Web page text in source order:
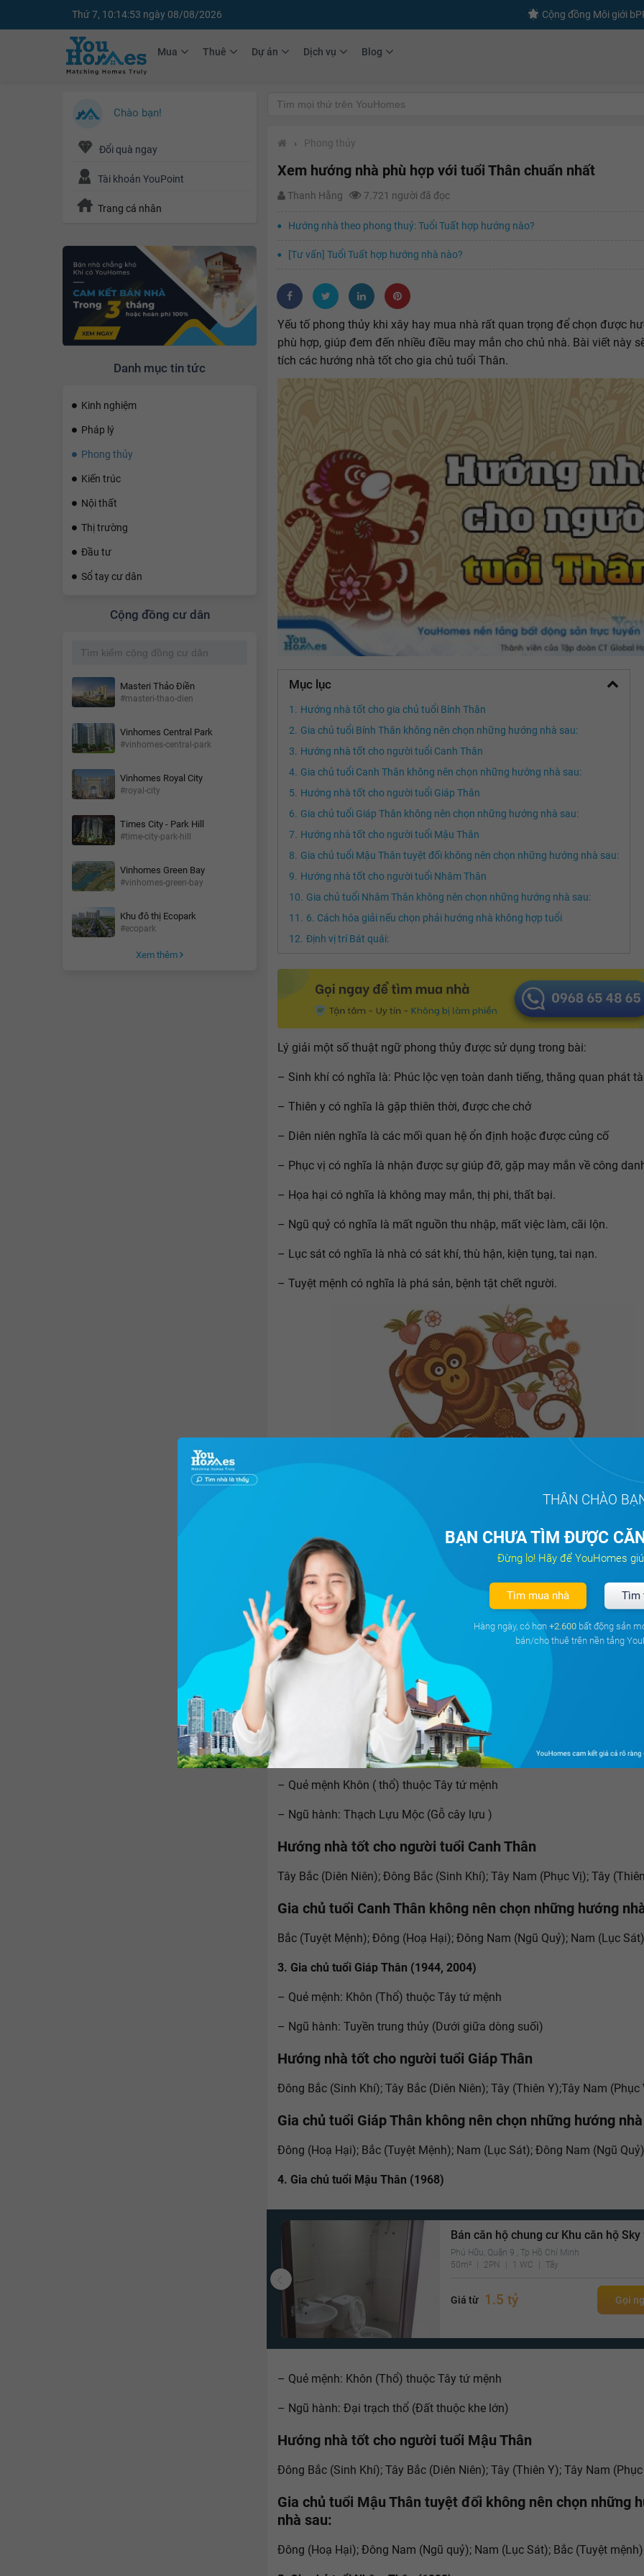
Thứ 7, 10:14:54 ngày 08/08/2026 Cộng đồng Môi giới
Mua Thuê Dự án Dịch vụ Blog
Chào bạn!
Đổi quà ngay
Tài khoản YouPoint
Trang cá nhân
Danh mục tin tức
Kinh nghiệm
Pháp lý
Phong thủy
Kiến trúc
Nội thất
Thị trường
Đầu tư
Sổ tay cư dân
Cộng đồng cư dân
Masteri Thảo Điền
#masteri-thao-dien
Vinhomes Central Park
#vinhomes-central-park
Vinhomes Royal City
#royal-city
Times City - Park Hill
#time-city-park-hill
Vinhomes Green Bay
#vinhomes-green-bay
Khu đô thị Ecopark
#ecopark
Xem thêm
› Phong thủy
Xem hướng nhà phù hợp với tuổi Thân chuẩn nhất
Thanh Hằng 7.721 người đã đọc
Hướng nhà theo phong thuỷ: Tuổi Tuất hợp hướng nào?
[Tư vấn] Tuổi Tuất hợp hướng nhà nào?
Yếu tố phong thủy khi xây hay mua nhà rất quan trọng để chọn được
phù hợp, giúp đem đến nhiều điều may mắn cho chủ nhà. Bài viết này
tích các hướng nhà tốt cho gia chủ tuổi Thân.
Mục lục
Hướng nhà tốt cho gia chủ tuổi Bính Thân
Gia chủ tuổi Bính Thân không nên chọn những hướng nhà sau:
Hướng nhà tốt cho người tuổi Canh Thân
Gia chủ tuổi Canh Thân không nên chọn những hướng nhà sau:
Hướng nhà tốt cho người tuổi Giáp Thân
Gia chủ tuổi Giáp Thân không nên chọn những hướng nhà sau:
Hướng nhà tốt cho người tuổi Mậu Thân
Gia chủ tuổi Mậu Thân tuyệt đối không nên chọn những hướng nhà sau:
Hướng nhà tốt cho người tuổi Nhâm Thân
Gia chủ tuổi Nhâm Thân không nên chọn những hướng nhà sau:
6. Cách hóa giải nếu chọn phải hướng nhà không hợp tuổi
Ðịnh vị trí Bát quái:
Lý giải một số thuật ngữ phong thủy được sử dụng trong bài:
– Sinh khí có nghĩa là: Phúc lộc vẹn toàn danh tiếng, thăng quan phát
– Thiên y có nghĩa là gặp thiên thời, được che chở
– Diên niên nghĩa là các mối quan hệ ổn định hoặc được củng cố
– Phục vị có nghĩa là nhận được sự giúp đỡ, gặp may mắn về công
– Họa hại có nghĩa là không may mắn, thị phi, thất bại.
– Ngũ quỷ có nghĩa là mất nguồn thu nhập, mất việc làm, cãi lộn.
– Lục sát có nghĩa là nhà có sát khí, thù hận, kiện tụng, tai nạn.
– Tuyệt mệnh có nghĩa là phá sản, bệnh tật chết người.
Gia chủ tuổi Bính Thân (1956)
– Quẻ mệnh: Cấn (Thổ) thuộc Tây tứ mệnh
– Ngũ hành: Sơn hạ hỏa (Lửa dưới chân núi)
Hướng nhà tốt cho gia chủ tuổi Bính Thân
Tây Nam (Sinh Khí); Tây (Diên Niên); Tây Bắc (Thiên Y); Đông Bắc (Phục
Gia chủ tuổi Bính Thân không nên chọn những hướng nhà
Nam (Hoạ Hại); Đông Nam(Tuyệt Mệnh); Đông (Lục Sát); Bắc (Ngũ Quỷ)
2. Gia chủ sinh năm Canh Thân (1980)
– Quẻ mệnh Khôn ( thổ) thuộc Tây tứ mệnh
– Ngũ hành: Thạch Lựu Mộc (Gỗ cây lựu )
Hướng nhà tốt cho người tuổi Canh Thân
Tây Bắc (Diên Niên); Đông Bắc (Sinh Khí); Tây Nam (Phục Vị); Tây
Gia chủ tuổi Canh Thân không nên chọn những hướng
Bắc (Tuyệt Mệnh); Đông (Hoạ Hại); Đông Nam (Ngũ Quỷ); Nam (Lục Sát)
3. Gia chủ tuổi Giáp Thân (1944, 2004)
– Quẻ mệnh: Khôn (Thổ) thuộc Tây tứ mệnh
– Ngũ hành: Tuyền trung thủy (Dưới giữa dòng suối)
Hướng nhà tốt cho người tuổi Giáp Thân
Đông Bắc (Sinh Khí); Tây Bắc (Diên Niên); Tây (Thiên Y);Tây Nam (Phục
Gia chủ tuổi Giáp Thân không nên chọn những hướng
Đông (Hoạ Hại); Bắc (Tuyệt Mệnh); Nam (Lục Sát); Đông Nam (Ngũ Quỷ)
4. Gia chủ tuổi Mậu Thân (1968)
Bán căn hộ chung cư Khu căn hộ Sky
Phú Hữu, Quận 9 , Tp Hồ Chí Minh
50m²
2PN 1 WC Tây
Giá từ 1.5 tỷ Gọi
– Quẻ mệnh: Khôn (Thổ) thuộc Tây tứ mệnh
– Ngũ hành: Đại trạch thổ (Đất thuộc khe lớn)
Hướng nhà tốt cho người tuổi Mậu Thân
Đông Bắc (Sinh Khí); Tây Bắc (Diên Niên); Tây (Thiên Y); Tây Nam
Gia chủ tuổi Mậu Thân tuyệt đối không nên chọn những
nhà sau:
Đông (Hoạ Hại); Đông Nam (Ngũ quỷ); Nam (Lục Sát); Bắc (Tuyệt mệnh)
THÂN CHÀO
BẠN CHƯA TÌM ĐƯỢC
Đừng lo! Hãy để YouHomes
Tìm mua nhà Tìm
Hàng ngày, có hơn +2.600 bất động sản
bán/cho thuê trên nền tảng